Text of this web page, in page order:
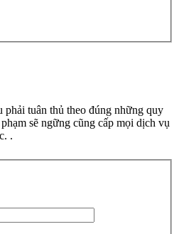
phải tuân thủ theo đúng những quy
sẽ ngững cũng cấp mọi dịch vụ
.